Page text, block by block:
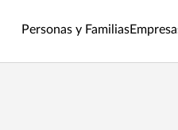
Personas y Familias